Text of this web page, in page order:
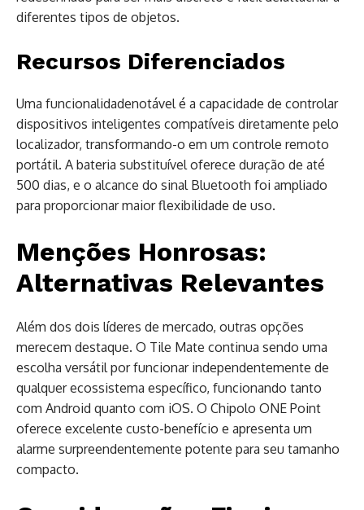
diferentes tipos de objetos.
Recursos Diferenciados
Uma funcionalidadenotável é a capacidade de controlar
dispositivos inteligentes compatíveis diretamente pelo
localizador, transformando-o em um controle remoto
portátil. A bateria substituível oferece duração de até
500 dias, e o alcance do sinal Bluetooth foi ampliado
para proporcionar maior flexibilidade de uso.
Menções Honrosas:
Alternativas Relevantes
Além dos dois líderes de mercado, outras opções
merecem destaque. O Tile Mate continua sendo uma
escolha versátil por funcionar independentemente de
qualquer ecossistema específico, funcionando tanto
com Android quanto com iOS. O Chipolo ONE Point
oferece excelente custo-benefício e apresenta um
alarme surpreendentemente potente para seu tamanho
compacto.